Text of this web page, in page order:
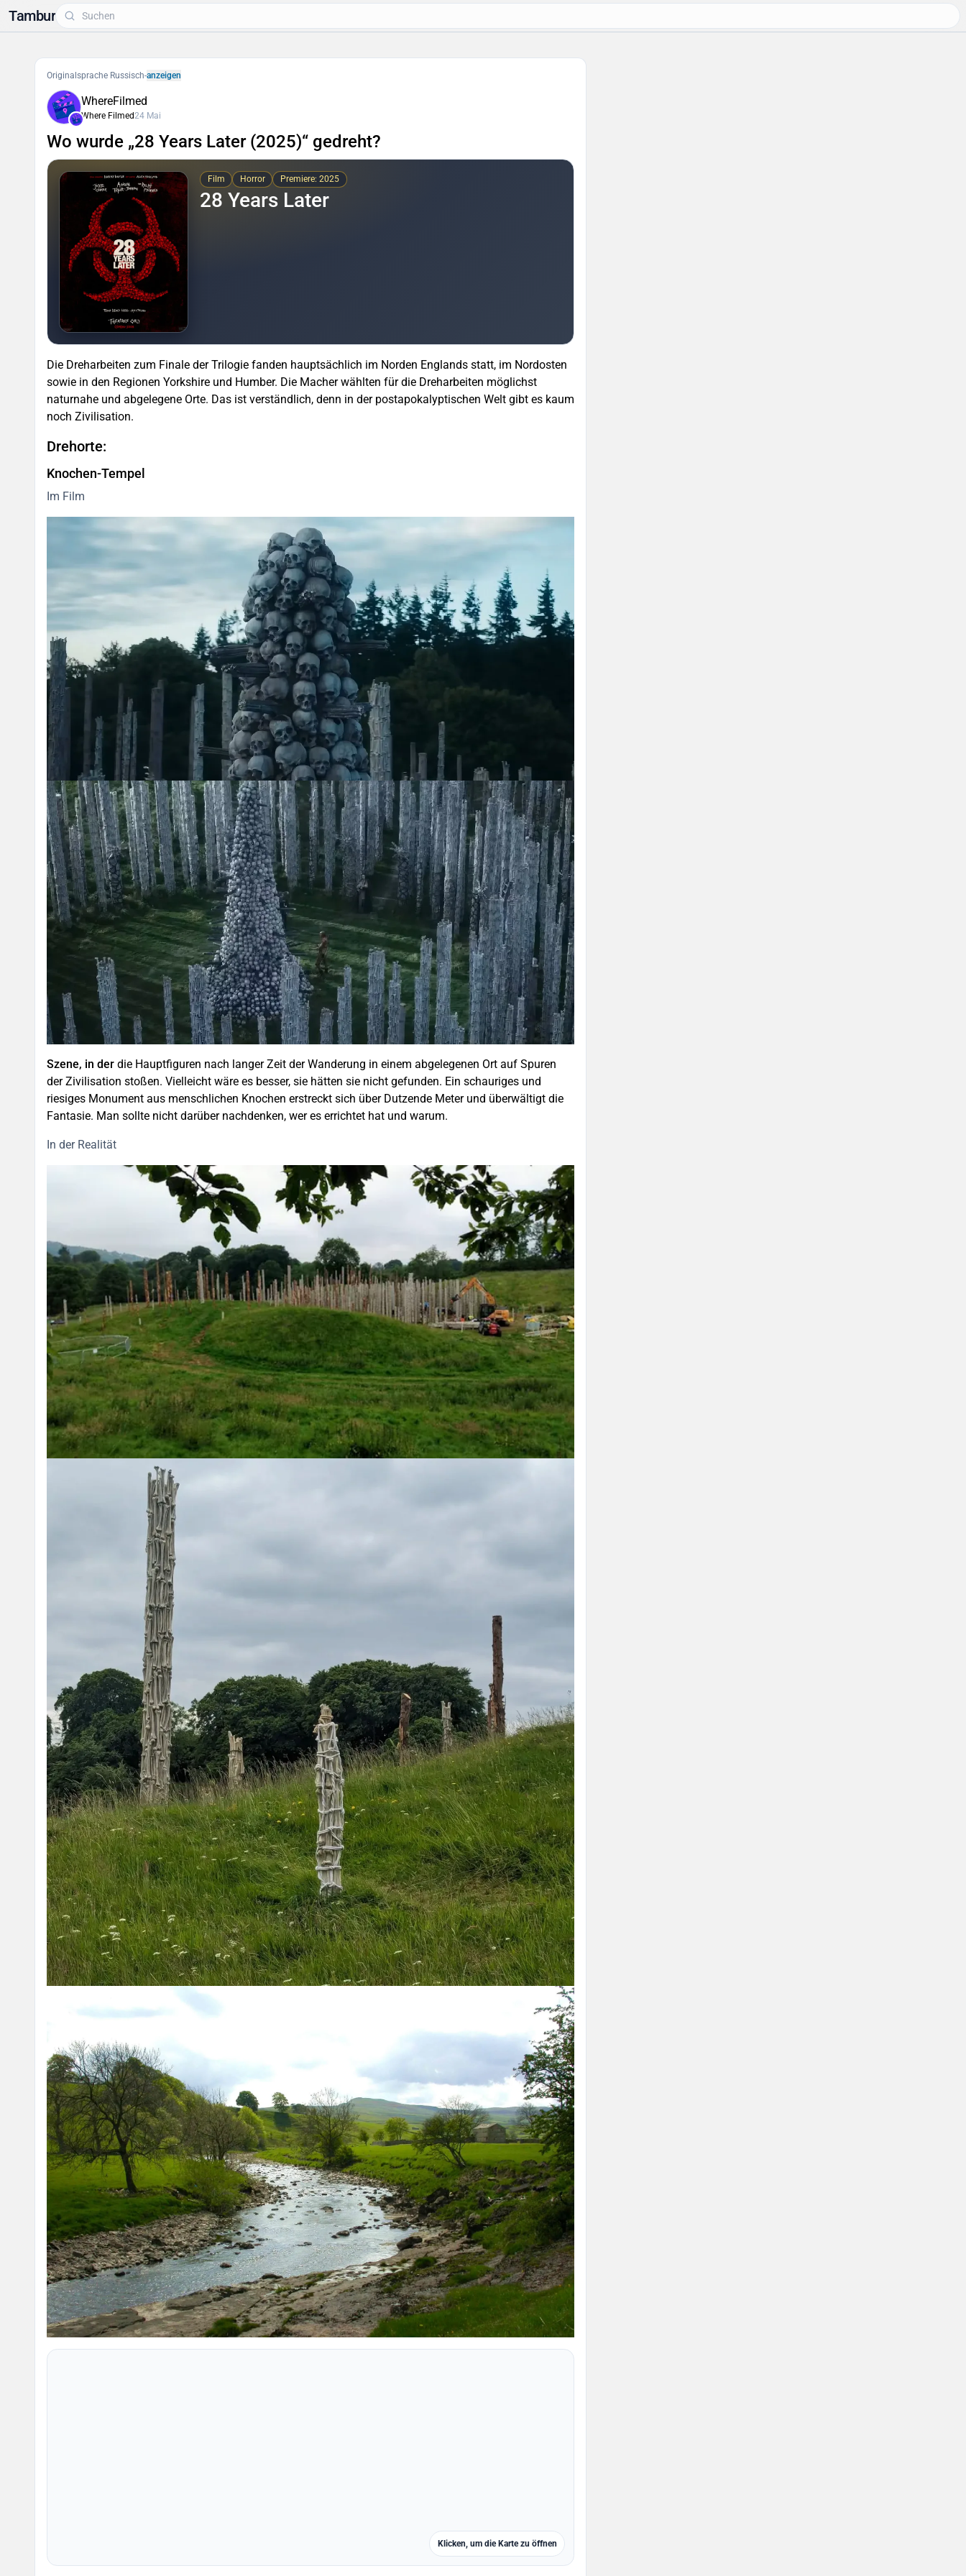
Tambur
Originalsprache Russisch-anzeigen
WhereFilmed
Where Filmed24 Mai
Wo wurde „28 Years Later (2025)“ gedreht?
Film Horror Premiere: 2025
28 Years Later
Die Dreharbeiten zum Finale der Trilogie fanden hauptsächlich im Norden Englands statt, im Nordosten
sowie in den Regionen Yorkshire und Humber. Die Macher wählten für die Dreharbeiten möglichst
naturnahe und abgelegene Orte. Das ist verständlich, denn in der postapokalyptischen Welt gibt es kaum
noch Zivilisation.
Drehorte:
Knochen-Tempel
Im Film
Szene, in der die Hauptfiguren nach langer Zeit der Wanderung in einem abgelegenen Ort auf Spuren
der Zivilisation stoßen. Vielleicht wäre es besser, sie hätten sie nicht gefunden. Ein schauriges und
riesiges Monument aus menschlichen Knochen erstreckt sich über Dutzende Meter und überwältigt die
Fantasie. Man sollte nicht darüber nachdenken, wer es errichtet hat und warum.
In der Realität
Klicken, um die Karte zu öffnen